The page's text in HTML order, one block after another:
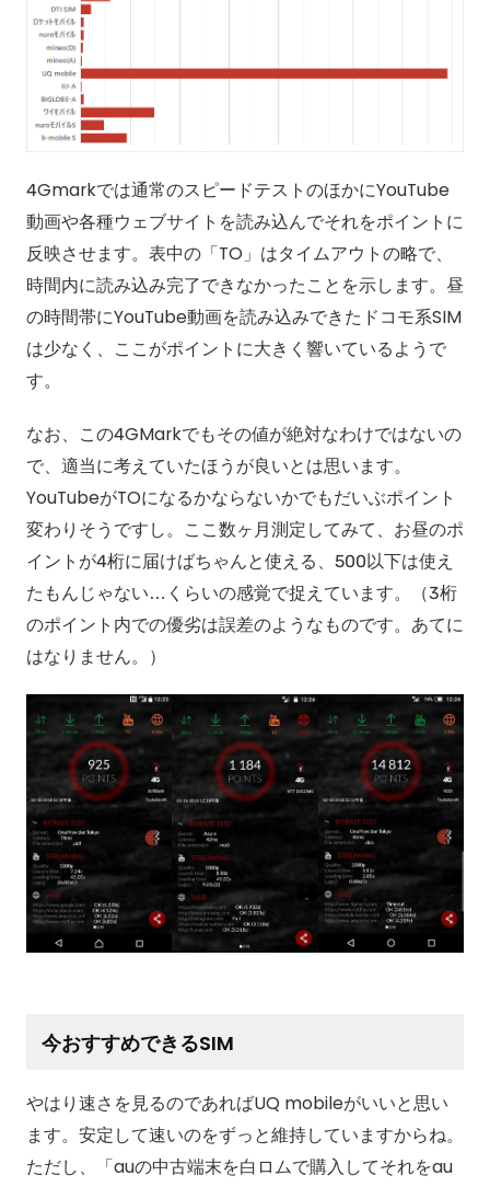
4Gmarkでは通常のスピードテストのほかにYouTube
動画や各種ウェブサイトを読み込んでそれをポイントに
反映させます。表中の「TO」はタイムアウトの略で、
時間内に読み込み完了できなかったことを示します。昼
の時間帯にYouTube動画を読み込みできたドコモ系SIM
は少なく、ここがポイントに大きく響いているようで
す。
なお、この4GMarkでもその値が絶対なわけではないの
で、適当に考えていたほうが良いとは思います。
YouTubeがTOになるかならないかでもだいぶポイント
変わりそうですし。ここ数ヶ月測定してみて、お昼のポ
イントが4桁に届けばちゃんと使える、500以下は使え
たもんじゃない…くらいの感覚で捉えています。（3桁
のポイント内での優劣は誤差のようなものです。あてに
はなりません。）
今おすすめできるSIM
やはり速さを見るのであればUQ mobileがいいと思い
ます。安定して速いのをずっと維持していますからね。
ただし、「auの中古端末を白ロムで購入してそれをau